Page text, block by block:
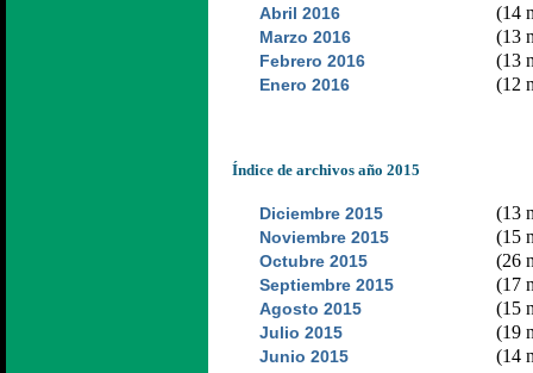
Abril 2016 (14
Marzo 2016 (13
Febrero 2016 (13
Enero 2016 (12
Índice de archivos año 2015
Diciembre 2015 (13
Noviembre 2015 (15
Octubre 2015 (26
Septiembre 2015 (17
Agosto 2015 (15
Julio 2015 (19
Junio 2015 (14